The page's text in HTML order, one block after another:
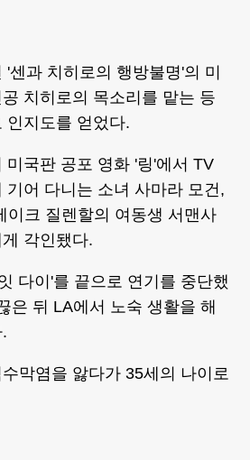
센과 치히로의 행방불명'의 미
치히로의 목소리를 맡는 등
인지도를 얻었다.
미국판 공포 영화 '링'에서 TV
기어 다니는 소녀 사마라 모건,
이크 질렌할의 여동생 서맨사
각인됐다.
다이'를 끝으로 연기를 중단했
은 뒤 LA에서 노숙 생활을 해
막염을 앓다가 35세의 나이로